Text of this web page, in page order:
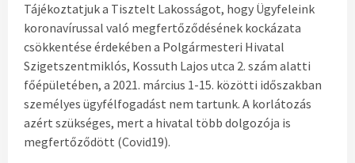
Tájékoztatjuk a Tisztelt Lakosságot, hogy Ügyfeleink
koronavírussal való megfertőződésének kockázata
csökkentése érdekében a Polgármesteri Hivatal
Szigetszentmiklós, Kossuth Lajos utca 2. szám alatti
főépületében, a 2021. március 1-15. közötti időszakban
személyes ügyfélfogadást nem tartunk. A korlátozás
azért szükséges, mert a hivatal több dolgozója is
megfertőződött (Covid19).